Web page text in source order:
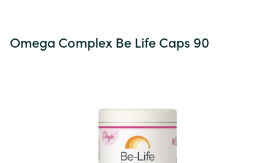
Omega Complex Be Life Caps 90